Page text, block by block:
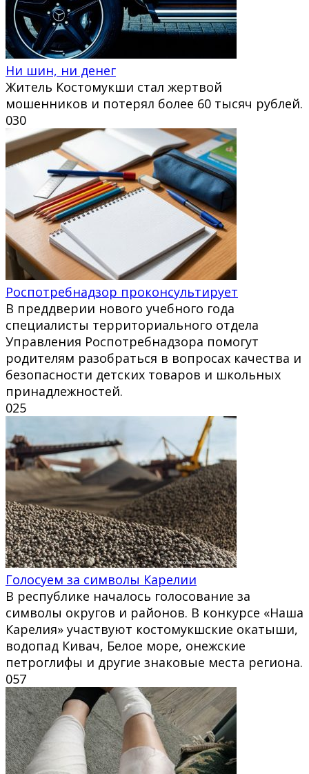
Ни шин, ни денег
Житель Костомукши стал жертвой
мошенников и потерял более 60 тысяч рублей.
030
Роспотребнадзор проконсультирует
В преддверии нового учебного года
специалисты территориального отдела
Управления Роспотребнадзора помогут
родителям разобраться в вопросах качества и
безопасности детских товаров и школьных
принадлежностей.
025
Голосуем за символы Карелии
В республике началось голосование за
символы округов и районов. В конкурсе «Наша
Карелия» участвуют костомукшские окатыши,
водопад Кивач, Белое море, онежские
петроглифы и другие знаковые места региона.
057